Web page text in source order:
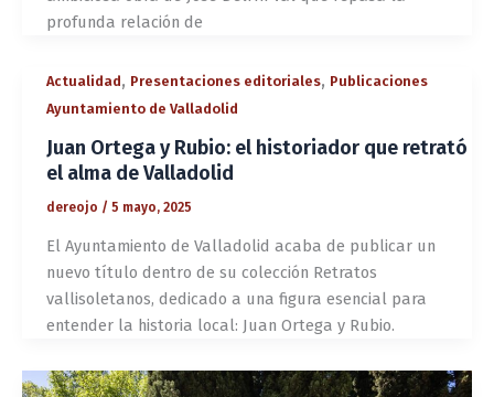
profunda relación de
Actualidad, Presentaciones editoriales, Publicaciones
Ayuntamiento de Valladolid
Juan Ortega y Rubio: el historiador que retrató
el alma de Valladolid
dereojo / 5 mayo, 2025
El Ayuntamiento de Valladolid acaba de publicar un
nuevo título dentro de su colección Retratos
vallisoletanos, dedicado a una figura esencial para
entender la historia local: Juan Ortega y Rubio.